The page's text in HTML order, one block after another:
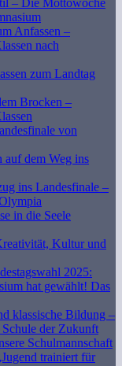
– Die Mottowoche
Anfassen –
nach
zum Landtag
Brocken –
von
auf dem Weg ins
ins Landesfinale –
in die Seele
Kultur und
2025:
hat gewählt! Das
klassische Bildung –
der Zukunft
Schulmannschaft
trainiert für